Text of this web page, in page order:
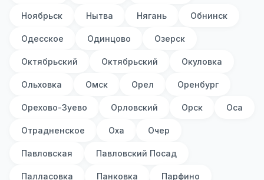
Ноябрьск Нытва Нягань Обнинск
Одесское Одинцово Озерск
Октябрьский Октябрьский Окуловка
Ольховка Омск Орел Оренбург
Орехово-Зуево Орловский Орск Оса
Отрадненское Оха Очер
Павловская Павловский Посад
Палласовка Панковка Парфино